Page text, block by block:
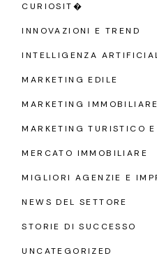
CURIOSIT�
INNOVAZIONI E TREND
INTELLIGENZA
MARKETING EDILE
MARKETING IMMOBILIARE
MARKETING TURISTICO E
MERCATO IMMOBILIARE
MIGLIORI AGENZIE E
NEWS DEL SETTORE
STORIE DI SUCCESSO
UNCATEGORIZED